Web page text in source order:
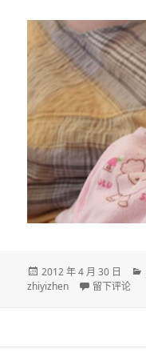
发
布
2012 年 4 月 30 日
zhiyizhen
于DAY 137
留下评论